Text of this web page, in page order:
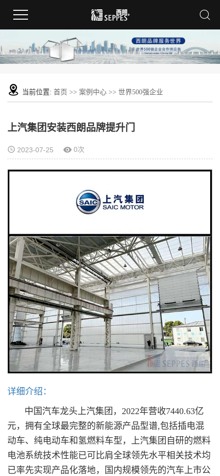
当前位置: 首页 >> 案例中心 >> 世界500强企业
上汽集团安装西朗品牌提升门
2023-07-25 0次
详细介绍：
中国汽车龙头上汽集团，2022年营收7440.63亿
元，拥有全球最完整的新能源产品型谱,包括插电混
动车、纯电动车和氢燃料车型，上汽集团自研的燃料
电池系统技术性能已可比肩全球领先水平相关技术均
已率先实现产品化落地，国内规模领先的汽车上市公